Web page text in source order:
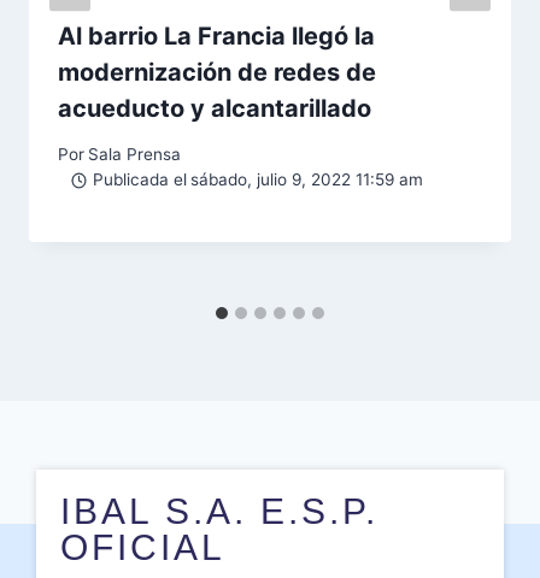
Al barrio La Francia llegó la
modernización de redes de
acueducto y alcantarillado
Por Sala Prensa
Publicada el sábado, julio 9, 2022 11:59 am
IBAL S.A. E.S.P.
OFICIAL